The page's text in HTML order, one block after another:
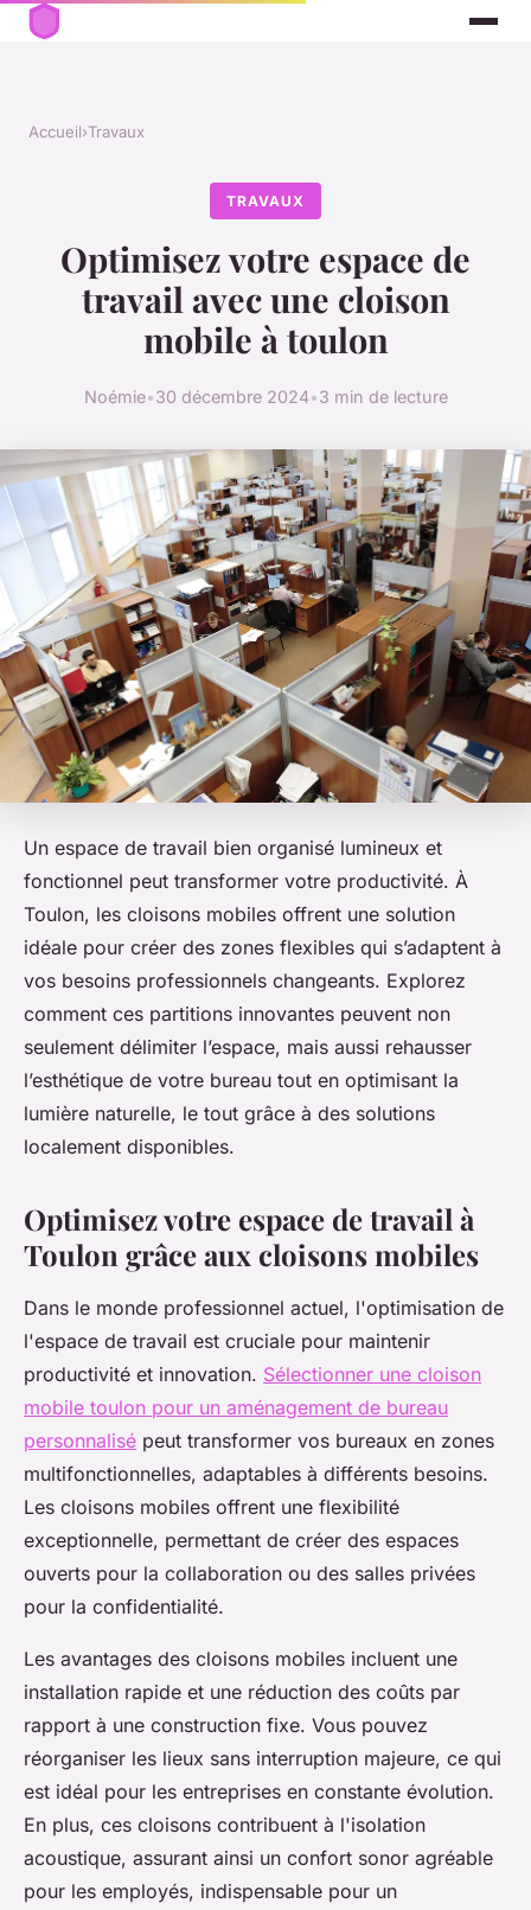
Accueil›Travaux
TRAVAUX
Optimisez votre espace de
travail avec une cloison
mobile à toulon
Noémie•30 décembre 2024•3 min de lecture
Un espace de travail bien organisé lumineux et
fonctionnel peut transformer votre productivité. À
Toulon, les cloisons mobiles offrent une solution
idéale pour créer des zones flexibles qui s’adaptent à
vos besoins professionnels changeants. Explorez
comment ces partitions innovantes peuvent non
seulement délimiter l’espace, mais aussi rehausser
l’esthétique de votre bureau tout en optimisant la
lumière naturelle, le tout grâce à des solutions
localement disponibles.
Optimisez votre espace de travail à
Toulon grâce aux cloisons mobiles
Dans le monde professionnel actuel, l'optimisation de
l'espace de travail est cruciale pour maintenir
productivité et innovation. Sélectionner une cloison
mobile toulon pour un aménagement de bureau
personnalisé peut transformer vos bureaux en zones
multifonctionnelles, adaptables à différents besoins.
Les cloisons mobiles offrent une flexibilité
exceptionnelle, permettant de créer des espaces
ouverts pour la collaboration ou des salles privées
pour la confidentialité.
Les avantages des cloisons mobiles incluent une
installation rapide et une réduction des coûts par
rapport à une construction fixe. Vous pouvez
réorganiser les lieux sans interruption majeure, ce qui
est idéal pour les entreprises en constante évolution.
En plus, ces cloisons contribuent à l'isolation
acoustique, assurant ainsi un confort sonor agréable
pour les employés, indispensable pour un